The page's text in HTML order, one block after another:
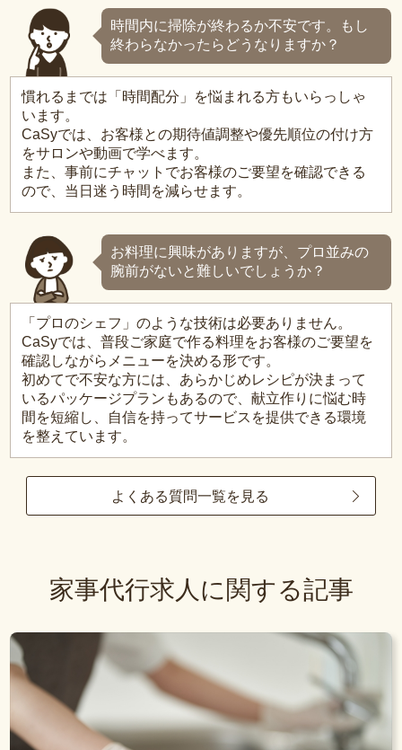
時間内に掃除が終わるか不安です。もし
終わらなかったらどうなりますか？
慣れるまでは「時間配分」を悩まれる方もいらっしゃ
います。
CaSyでは、お客様との期待値調整や優先順位の付け方
をサロンや動画で学べます。
また、事前にチャットでお客様のご要望を確認できる
ので、当日迷う時間を減らせます。
お料理に興味がありますが、プロ並みの
腕前がないと難しいでしょうか？
「プロのシェフ」のような技術は必要ありません。
CaSyでは、普段ご家庭で作る料理をお客様のご要望を
確認しながらメニューを決める形です。
初めてで不安な方には、あらかじめレシピが決まって
いるパッケージプランもあるので、献立作りに悩む時
間を短縮し、自信を持ってサービスを提供できる環境
を整えています。
よくある質問一覧を見る
家事代行求人に関する記事